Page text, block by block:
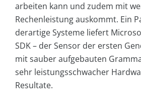
arbeiten kann und zudem mit
Rechenleistung auskommt. Ein
derartige Systeme liefert
SDK – der Sensor der ersten
mit sauber aufgebauten
sehr leistungsschwacher
Resultate.